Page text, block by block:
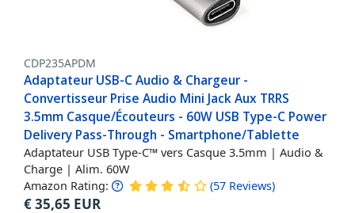
CDP235APDM
Adaptateur USB-C Audio & Chargeur -
Convertisseur Prise Audio Mini Jack Aux TRRS
3.5mm Casque/Écouteurs - 60W USB Type-C Power
Delivery Pass-Through - Smartphone/Tablette
Adaptateur USB Type-C™ vers Casque 3.5mm | Audio &
Charge | Alim. 60W
Amazon Rating: (57 Reviews)
€35,65 EUR